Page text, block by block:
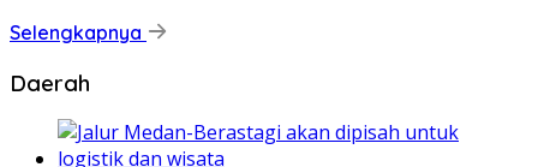
Selengkapnya
Daerah